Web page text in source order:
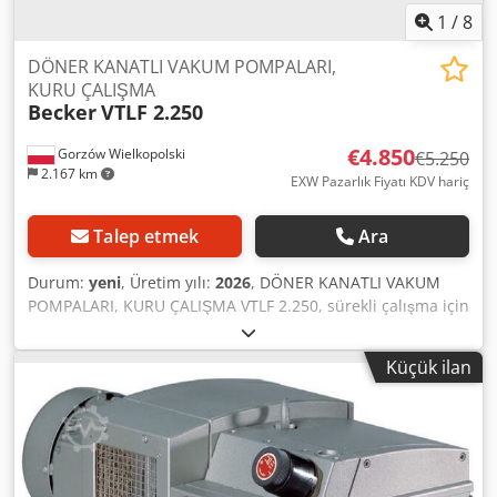
1050 x 515 x 450 / 1065 x 515 x 450 mm (50 / 60 Hz) Gaz 1 /8
Gorzów Wielkopolski
2.167 km
DÖNER KANATLI VAKUM POMPALARI,
KURU ÇALIŞMA
BeckerVTLF 2.250
€4.850€5.250
EXW Pazarlık Fiyatı KDV hariç
Talep etmek Ara
Durum: yeni, Üretim yılı: 2026, DÖNER KANATLI VAKUM
POMPALARI, KURU ÇALIŞMA VTLF 2.250, sürekli çalışma için
tasarlanmış kaba vakum için kuru çalışan pozitif
deplasmanlı bir pompadır. Grafit kompozit malzemeden
yapılmış kendinden yağlamalı kanatlar kullanır ve yalnızca
minimum bakım gerektirir ve yağ değişimi gerektirmez.
ÖZELLİKLER 100 kuru çalışma (yağsız) Düşük gürültülü
çalışma Kanatların uzun hizmet ömrü Sürekli çalışma için
tasarlanmıştır Hava soğutmalı Tek şaft ile doğrudan tahrik
Kompakt tasarım Geniş bir motor yelpazesi mevcuttur
Küçük ilan